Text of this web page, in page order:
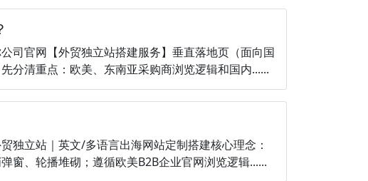
司官网【外贸独立站搭建服务】垂直落地页（面向国
分清重点：欧美、东南亚采购商浏览逻辑和国内......
独立站｜英文/多语言出海网站定制搭建核心理念：
窗、轮播堆砌；遵循欧美B2B企业官网浏览逻辑......